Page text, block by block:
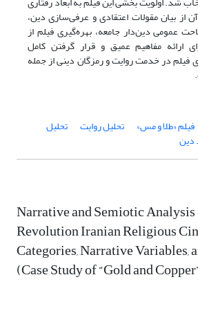
از بیان مقولات اعتقادی و عرفی‌سازی دین،
عمومی دین‌دار جامعه، بهره‌گیری فیلم از
ارائه مفاهیم عمیق و قرار گرفتن کامل
فیلم در خدمت روایت‌ و رمزگان دینی از جمله
فیلم «طلا و مس» تحلیل روایت تحلیل
دین
Narrative and Semiotic
Revolution Iranian Religious
Categories, Narrative Variables,
(Case Study of “Gold and